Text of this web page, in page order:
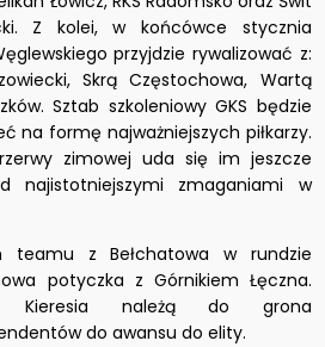
Z kolei, w końcówce stycznia
przyjdzie rywalizować z:
Skrą Częstochowa, Wartą
Sztab szkoleniowy GKS będzie
na formę najważniejszych piłkarzy.
zimowej uda się im jeszcze
najistotniejszymi zmaganiami w
teamu z Bełchatowa w rundzie
potyczka z Górnikiem Łęczna.
Kieresia należą do grona
do awansu do elity.